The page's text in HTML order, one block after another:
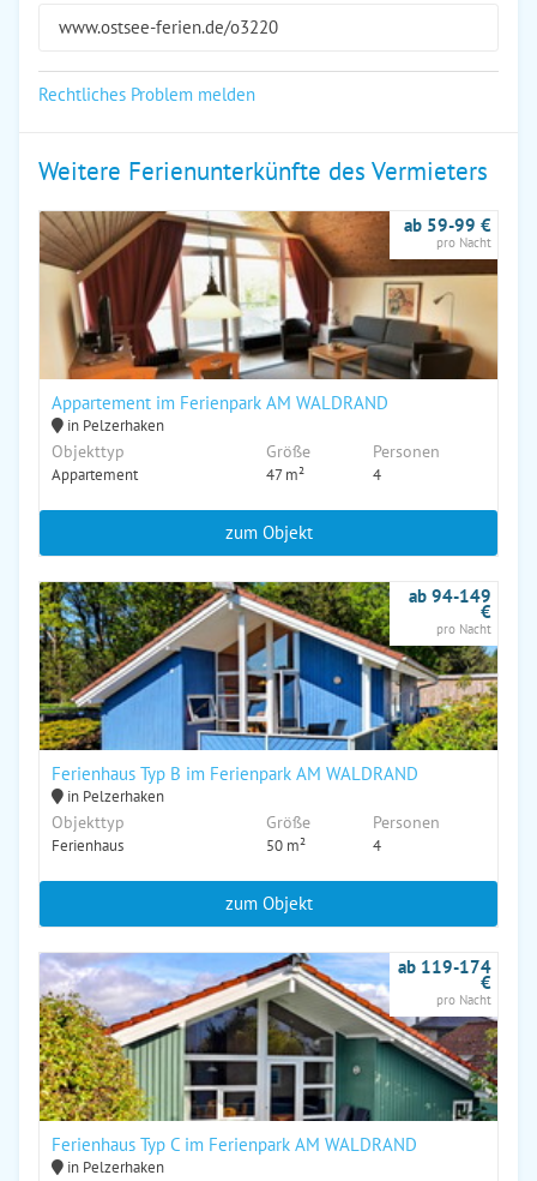
www.ostsee-ferien.de/o3220
Rechtliches Problem melden
Weitere Ferienunterkünfte des Vermieters
Appartement im Ferienpark AM WALDRAND
in Pelzerhaken
Objekttyp
Appartement
Größe
47 m²
Personen
4
ab 59-99 €
pro Nacht
zum Objekt
Ferienhaus Typ B im Ferienpark AM WALDRAND
in Pelzerhaken
Objekttyp
Ferienhaus
Größe
50 m²
Personen
4
ab 94-149
€
pro Nacht
zum Objekt
Ferienhaus Typ C im Ferienpark AM WALDRAND
in Pelzerhaken
ab 119-174
€
pro Nacht